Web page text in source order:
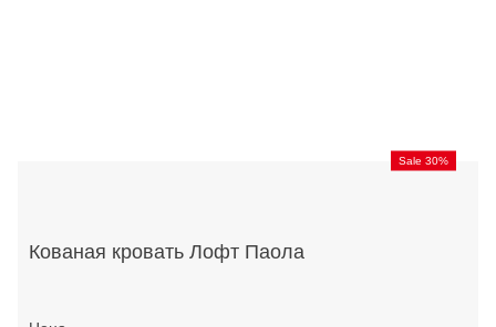
Sale 30%
Кованая кровать Лофт Паола